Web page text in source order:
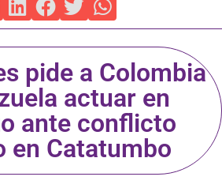
pide a Colombia
actuar en
ante conflicto
en Catatumbo